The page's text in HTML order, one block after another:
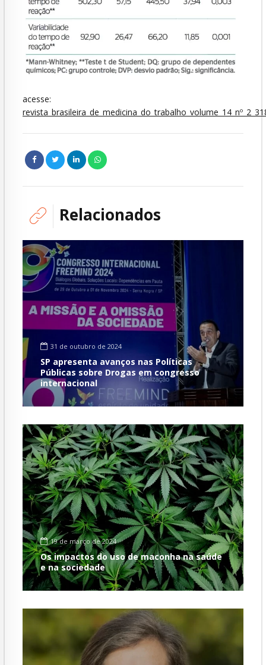
acesse:
Relacionados
31 de outubro de 2024
SP apresenta avanços nas Políticas
Públicas sobre Drogas em congresso
internacional
19 de março de 2024
Os impactos do uso de maconha na saúde
e na sociedade